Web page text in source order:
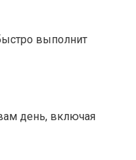
выполнит
день, включая